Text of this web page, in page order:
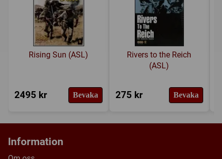
Rising Sun (ASL)
2495 kr Bevaka
Rivers to the Reich
(ASL)
275 kr Bevaka
Information